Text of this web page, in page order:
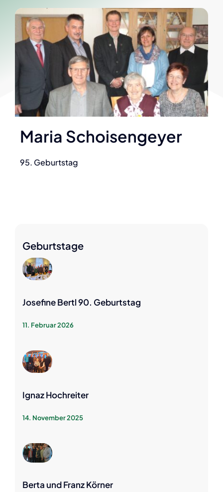
Maria Schoisengeyer
95. Geburtstag
Geburtstage
Josefine Bertl 90. Geburtstag
11. Februar 2026
Ignaz Hochreiter
14. November 2025
Berta und Franz Körner